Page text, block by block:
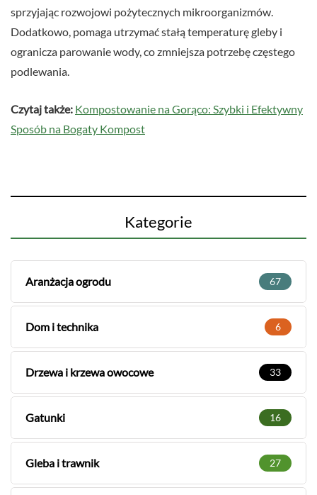
sprzyjając rozwojowi pożytecznych mikroorganizmów.
Dodatkowo, pomaga utrzymać stałą temperaturę gleby i
ogranicza parowanie wody, co zmniejsza potrzebę częstego
podlewania.
Czytaj także: Kompostowanie na Gorąco: Szybki i Efektywny
Sposób na Bogaty Kompost
Kategorie
Aranżacja ogrodu 67
Dom i technika 6
Drzewa i krzewa owocowe 33
Gatunki 16
Gleba i trawnik 27